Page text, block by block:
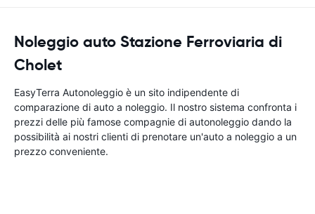
Noleggio auto Stazione Ferroviaria di
Cholet
EasyTerra Autonoleggio è un sito indipendente di
comparazione di auto a noleggio. Il nostro sistema confronta i
prezzi delle più famose compagnie di autonoleggio dando la
possibilità ai nostri clienti di prenotare un'auto a noleggio a un
prezzo conveniente.